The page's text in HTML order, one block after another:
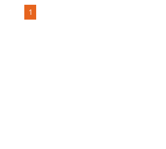
1